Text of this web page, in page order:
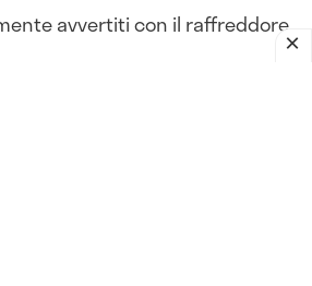
avvertiti con il raffreddore